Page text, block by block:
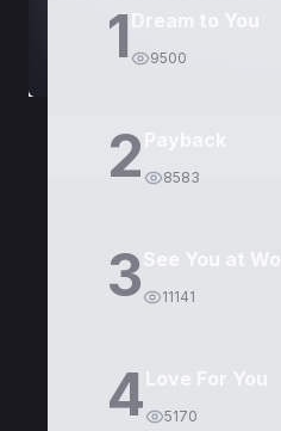
1 9500
2 8583
3 11141
4 5170